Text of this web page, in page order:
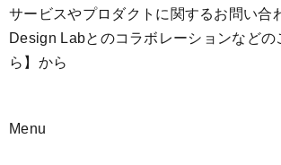
サービスやプロダクトに関するお問い合
Design Labとのコラボレーションなどの
ら】 から
Menu